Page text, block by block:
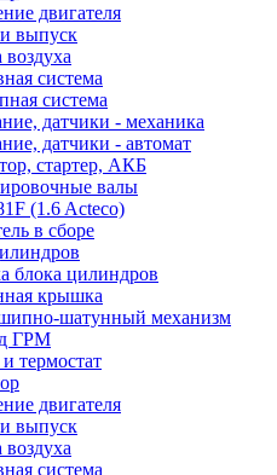
двигателя
выпуск
система
система
датчики - механика
датчики - автомат
стартер, АКБ
валы
(1.6 Acteco)
в сборе
блока цилиндров
крышка
шатунный механизм
ГРМ
термостат
двигателя
выпуск
система